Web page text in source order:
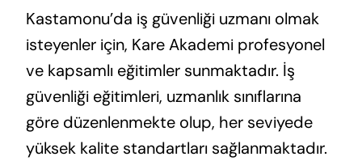
Kastamonu’da iş güvenliği uzmanı olmak
isteyenler için, Kare Akademi profesyonel
ve kapsamlı eğitimler sunmaktadır. İş
güvenliği eğitimleri, uzmanlık sınıflarına
göre düzenlenmekte olup, her seviyede
yüksek kalite standartları sağlanmaktadır.